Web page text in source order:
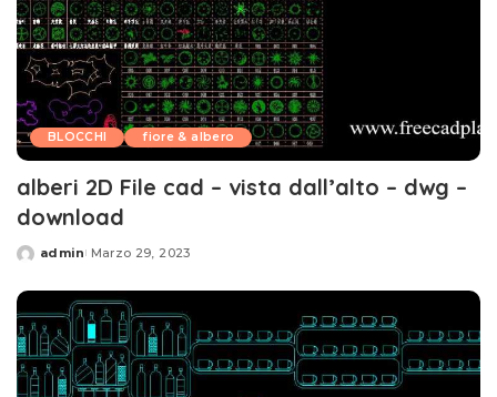
BLOCCHI fiore & albero
alberi 2D File cad – vista dall’alto – dwg –
download
Posted
admin Marzo 29, 2023